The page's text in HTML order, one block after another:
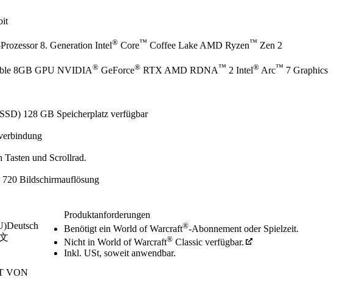
8. Generation Intel® Core™ Coffee Lake AMD Ryzen™ Zen 2
8GB GPU NVIDIA® GeForce® RTX AMD RDNA™ 2 Intel® Arc™ 7 Graphics
128 GB Speicherplatz verfügbar
Tasten und Scrollrad.
720 Bildschirmauflösung
Deutsch
Produktanforderungen
Benötigt ein World of Warcraft®-Abonnement oder Spielzeit.
Nicht in World of Warcraft® Classic verfügbar.
Inkl. USt, soweit anwendbar.
VON